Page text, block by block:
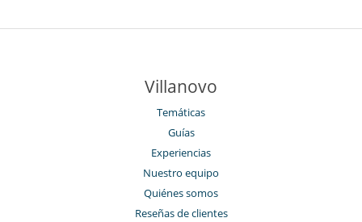
Villanovo
Temáticas
Guías
Experiencias
Nuestro equipo
Quiénes somos
Reseñas de clientes